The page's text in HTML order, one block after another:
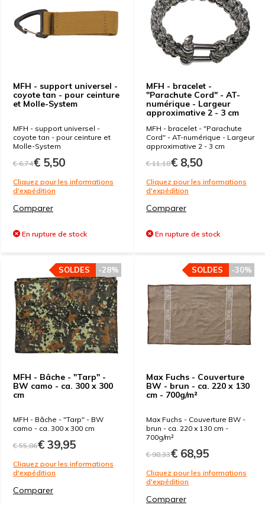
MFH - support universel -
coyote tan - pour ceinture
et Molle-System
MFH - support universel -
coyote tan - pour ceinture et
Molle-System
€ 6,74€ 5,50
Cliquez pour les informations
d'expédition
Comparer
En rupture de stock
MFH - bracelet -
"Parachute Cord" - AT-
numérique - Largeur
approximative 2 - 3 cm
MFH - bracelet - "Parachute
Cord" - AT-numérique - Largeur
approximative 2 - 3 cm
€ 11,18€ 8,50
Cliquez pour les informations
d'expédition
Comparer
En rupture de stock
MFH - Bâche - "Tarp" -
BW camo - ca. 300 x 300
cm
-28%
SOLDES
MFH - Bâche - "Tarp" - BW
camo - ca. 300 x 300 cm
€ 55,86€ 39,95
Cliquez pour les informations
d'expédition
Comparer
Max Fuchs - Couverture
BW - brun - ca. 220 x 130
cm - 700g/m²
-30%
SOLDES
Max Fuchs - Couverture BW -
brun - ca. 220 x 130 cm -
700g/m²
€ 98,33€ 68,95
Cliquez pour les informations
d'expédition
Comparer